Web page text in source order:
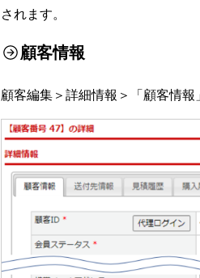
されます。
顧客情報
顧客編集＞詳細情報＞「顧客情報